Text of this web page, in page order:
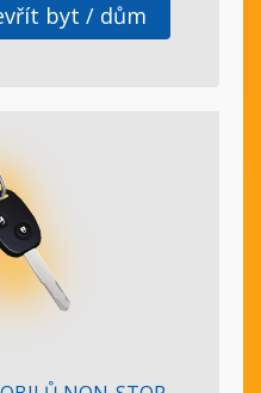
byt / dům